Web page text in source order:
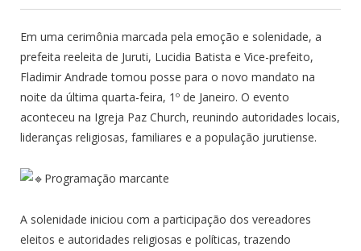
Em uma cerimônia marcada pela emoção e solenidade, a
prefeita reeleita de Juruti, Lucidia Batista e Vice-prefeito,
Fladimir Andrade tomou posse para o novo mandato na
noite da última quarta-feira, 1º de Janeiro. O evento
aconteceu na Igreja Paz Church, reunindo autoridades locais,
lideranças religiosas, familiares e a população jurutiense.
Programação marcante
A solenidade iniciou com a participação dos vereadores
eleitos e autoridades religiosas e políticas, trazendo